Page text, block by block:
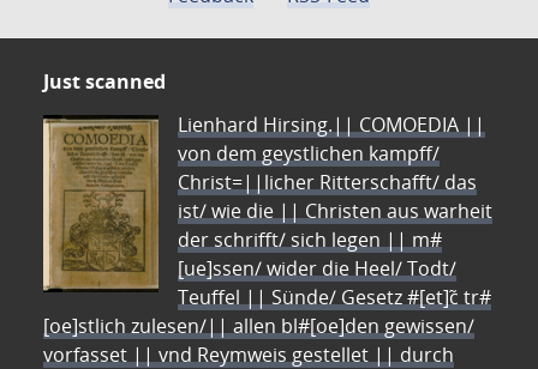
Just scanned
Lienhard Hirsing.|| COMOEDIA ||
von dem geystlichen kampff/
Christ=||licher Ritterschafft/ das
ist/ wie die || Christen aus warheit
der schrifft/ sich legen || m#
[ue]ssen/ wider die Heel/ Todt/
Teuffel || Sünde/ Gesetz #[et]c̃ tr#
[oe]stlich zulesen/|| allen bl#[oe]den gewissen/
vorfasset || vnd Reymweis gestellet || durch